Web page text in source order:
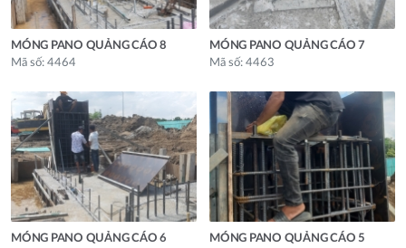
MÓNG PANO QUẢNG CÁO 8
Mã số: 4464
MÓNG PANO QUẢNG CÁO 7
Mã số: 4463
MÓNG PANO QUẢNG CÁO 6
MÓNG PANO QUẢNG CÁO 5